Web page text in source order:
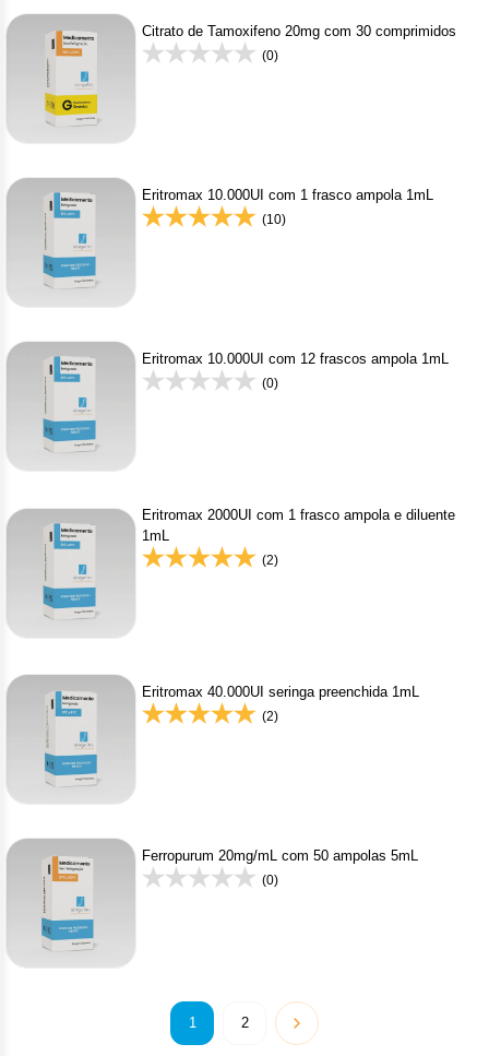
Citrato de Tamoxifeno 20mg com 30 comprimidos
(0)
Eritromax 10.000UI com 1 frasco ampola 1mL
(10)
Eritromax 10.000UI com 12 frascos ampola 1mL
(0)
Eritromax 2000UI com 1 frasco ampola e diluente
1mL
(2)
Eritromax 40.000UI seringa preenchida 1mL
(2)
Ferropurum 20mg/mL com 50 ampolas 5mL
(0)
1 2